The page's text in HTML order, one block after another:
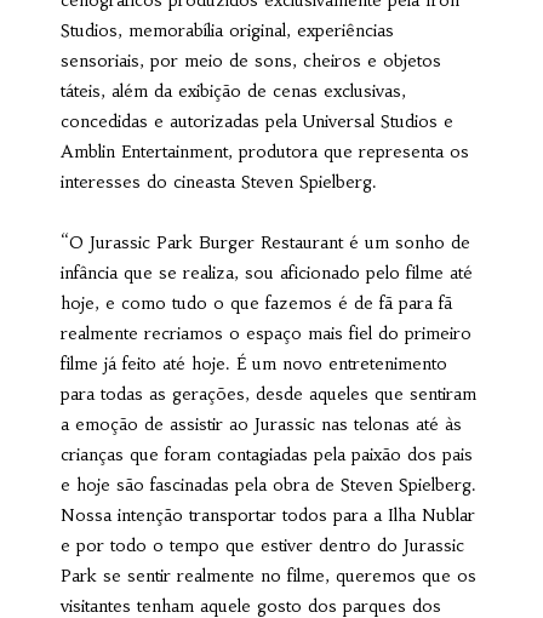
Studios, memorabília original, experiências
sensoriais, por meio de sons, cheiros e objetos
táteis, além da exibição de cenas exclusivas,
concedidas e autorizadas pela Universal Studios e
Amblin Entertainment, produtora que representa os
interesses do cineasta Steven Spielberg.
“O Jurassic Park Burger Restaurant é um sonho de
infância que se realiza, sou aficionado pelo filme até
hoje, e como tudo o que fazemos é de fã para fã
realmente recriamos o espaço mais fiel do primeiro
filme já feito até hoje. É um novo entretenimento
para todas as gerações, desde aqueles que sentiram
a emoção de assistir ao Jurassic nas telonas até às
crianças que foram contagiadas pela paixão dos pais
e hoje são fascinadas pela obra de Steven Spielberg.
Nossa intenção transportar todos para a Ilha Nublar
e por todo o tempo que estiver dentro do Jurassic
Park se sentir realmente no filme, queremos que os
visitantes tenham aquele gosto dos parques dos